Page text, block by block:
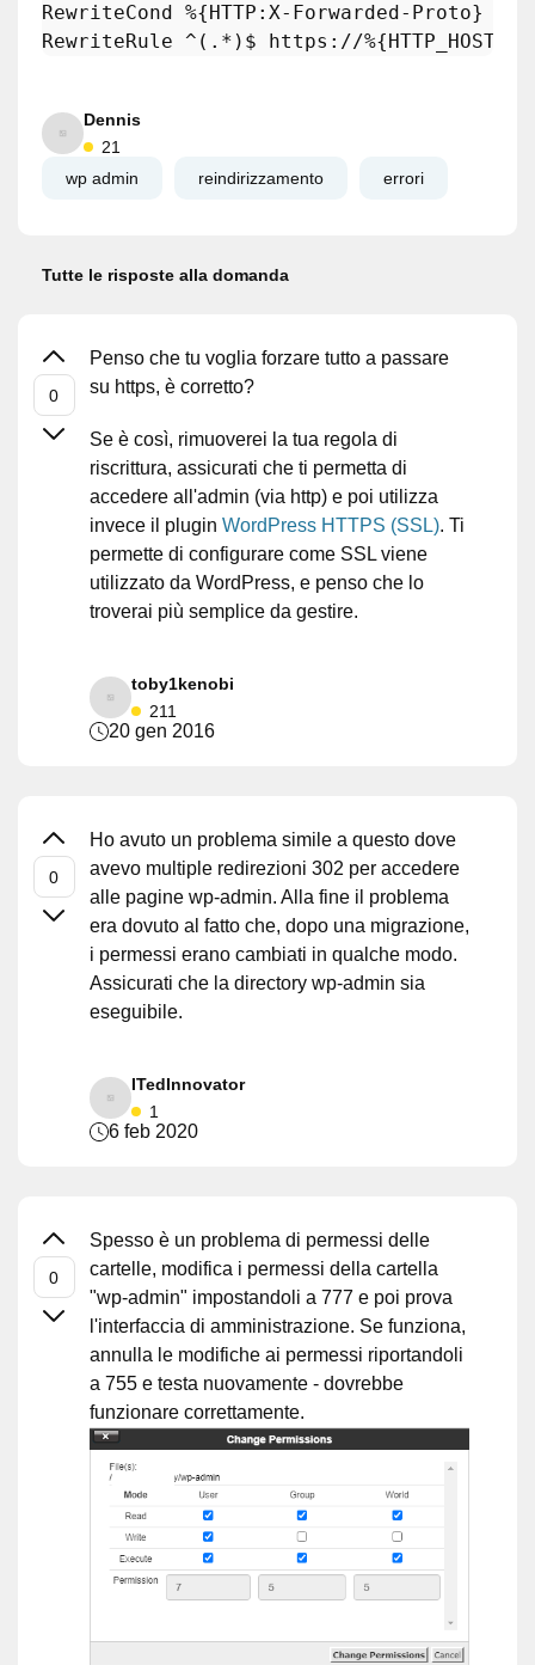
RewriteCond %{HTTP:X-Forwarded-Proto}
RewriteRule ^(.*)$ https://%
Dennis
21
wp admin
reindirizzamento errori
Tutte le risposte alla domanda
Penso che tu voglia forzare tutto a passare
su https, è corretto?
Se è così, rimuoverei la tua regola di
riscrittura, assicurati che ti permetta di
accedere all'admin (via http) e poi utilizza
invece il plugin WordPress HTTPS (SSL). Ti
permette di configurare come SSL viene
utilizzato da WordPress, e penso che lo
troverai più semplice da gestire.
toby1kenobi
211
20 gen 2016
Ho avuto un problema simile a questo dove
avevo multiple redirezioni 302 per accedere
alle pagine wp-admin. Alla fine il problema
era dovuto al fatto che, dopo una migrazione,
i permessi erano cambiati in qualche modo.
Assicurati che la directory wp-admin sia
eseguibile.
ITedInnovator
1
6 feb 2020
Spesso è un problema di permessi delle
cartelle, modifica i permessi della cartella
"wp-admin" impostandoli a 777 e poi prova
l'interfaccia di amministrazione. Se funziona,
annulla le modifiche ai permessi riportandoli
a 755 e testa nuovamente - dovrebbe
funzionare correttamente.